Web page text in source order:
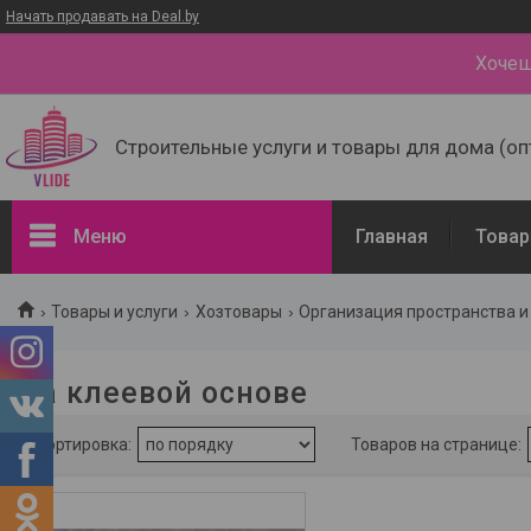
Начать продавать на Deal.by
Строительные услуги и товары для дома
Меню
Диапазон цен, руб.
Наличие
В наличии
1
Тип держателя
Главная
Товары и услуги Хозтовары Организация пространства
На клеевой основе